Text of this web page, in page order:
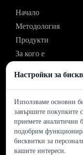
Начало
Методология
Продукти
За кого е
Контакт
ОБСЛУЖВАНЕ
TikiToki Zentroa,
48991, Алгорта,
Настройки за
Използваме основни
завършите покупките
приемете аналитични
подобрим
бисквитки за
вашите интереси.